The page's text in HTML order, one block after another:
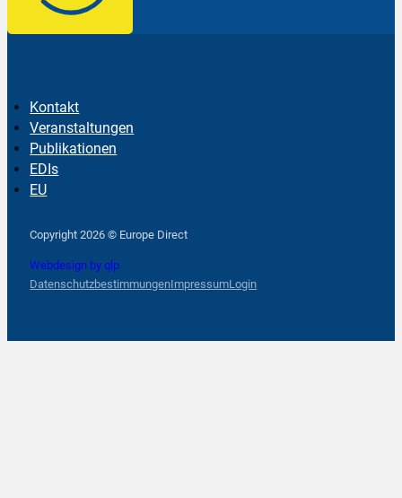
Kontakt
Veranstaltungen
Publikationen
EDIs
EU
Copyright 2026 © Europe Direct
Webdesign by qlp
DatenschutzbestimmungenImpressumLogin